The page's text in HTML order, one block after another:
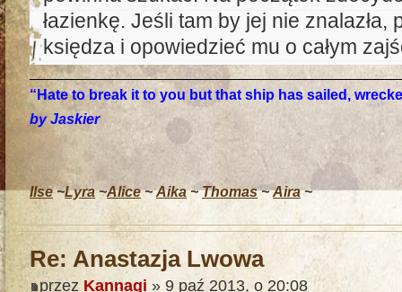
łazienkę. Jeśli tam by jej nie znalazła,
księdza i opowiedzieć mu o całym
“Hate to break it to you but that ship has sailed,
by Jaskier
Ilse~Lyra~Alice~Aika~Thomas~Aira~
Re: Anastazja Lwowa
przez Kannagi » 9 paź 2013, o 20:08